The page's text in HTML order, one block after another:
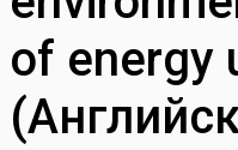
of energy